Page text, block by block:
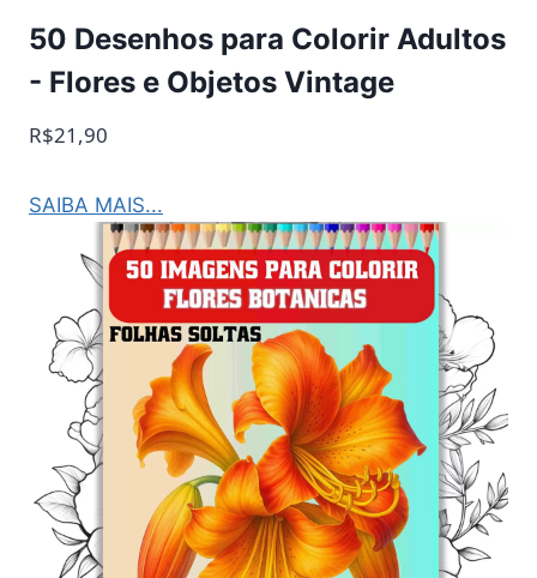
50 Desenhos para Colorir Adultos
- Flores e Objetos Vintage
R$21,90
SAIBA MAIS...